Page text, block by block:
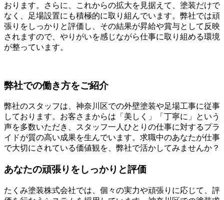
おります。さらに、これからの拡大を見据えて、塗装だけで
なく、足場設置にも積極的に取り組んでいます。弊社では頑
張りをしっかりと評価し、その結果が昇給や賞与として反映
されますので、やりがいを感じながら仕事に取り組める環境
が整っています。
弊社での働き方をご紹介
弊社のスタッフは、神奈川区での外壁塗装や足場工事に従事
しております。お客さまからは「美しく」「丁寧に」という
声を多数いただき、スタッフ一人ひとりの仕事に対するプラ
イドが質の高い成果を生んでいます。求職中のあなたが仕事
で大切にされている価値観を、弊社で活かしてみませんか？
あなたの頑張りをしっかりと評価
たくみ塗装株式会社では、個々の実力や頑張りに応じて、評